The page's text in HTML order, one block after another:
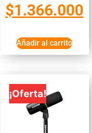
$1.366.000
Añadir al carrito
¡Oferta!